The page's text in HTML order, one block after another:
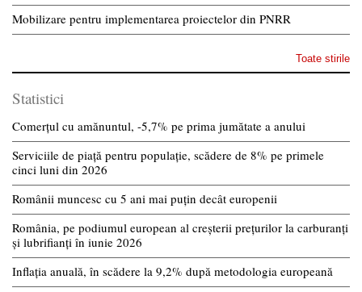
Mobilizare pentru implementarea proiectelor din PNRR
Toate stirile
Statistici
Comerțul cu amănuntul, -5,7% pe prima jumătate a anului
Serviciile de piață pentru populație, scădere de 8% pe primele
cinci luni din 2026
Românii muncesc cu 5 ani mai puțin decât europenii
România, pe podiumul european al creșterii prețurilor la carburanți
și lubrifianți în iunie 2026
Inflația anuală, în scădere la 9,2% după metodologia europeană